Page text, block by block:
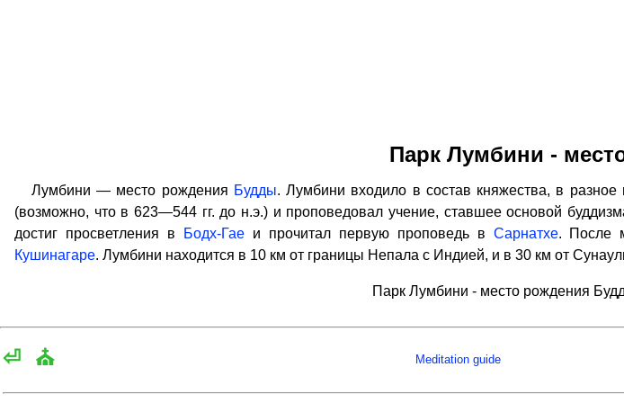
Парк Лумбини -
Лумбини — место рождения Будды. Лумбини входило в состав княжества, в
(возможно, что в 623—544 гг. до н.э.) и проповедовал учение, ставшее основой
достиг просветления в
Бодх-Гаеи прочитал первую проповедь в Сарнатхе. После
Кушинагаре. Лумбини находится в 10 км от границы Непала с Индией, и в 30 км от
Парк Лумбини - место рождения
⏎ ⛪ Meditation guide